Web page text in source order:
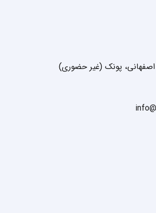
پونک (غیر حضوری)